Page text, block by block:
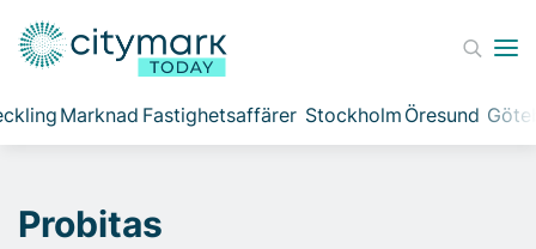
Marknad Fastighetsaffärer Stockholm Öresund
Probitas